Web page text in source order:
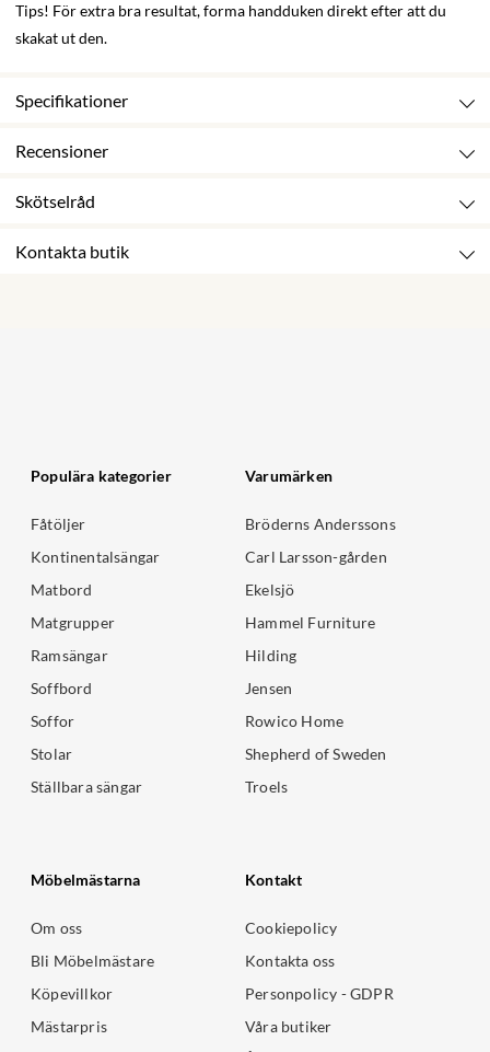
Tips! För extra bra resultat, forma handduken direkt efter att du
skakat ut den.
Specifikationer
Recensioner
Skötselråd
Kontakta butik
Populära kategorier
Fåtöljer
Kontinentalsängar
Matbord
Matgrupper
Ramsängar
Soffbord
Soffor
Stolar
Ställbara sängar
Varumärken
Bröderns Anderssons
Carl Larsson-gården
Ekelsjö
Hammel Furniture
Hilding
Jensen
Rowico Home
Shepherd of Sweden
Troels
Möbelmästarna
Om oss
Bli Möbelmästare
Köpevillkor
Mästarpris
Kontakt
Cookiepolicy
Kontakta oss
Personpolicy - GDPR
Våra butiker